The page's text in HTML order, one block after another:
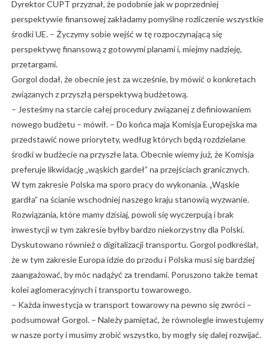
Dyrektor CUPT przyznał, że podobnie jak w poprzedniej
perspektywie finansowej zakładamy pomyślne rozliczenie wszystkie
środki UE. – Życzymy sobie wejść w tę rozpoczynającą się
perspektywę finansową z gotowymi planami i, miejmy nadzieję,
przetargami.
Gorgol dodał, że obecnie jest za wcześnie, by mówić o konkretach
związanych z przyszłą perspektywą budżetową.
– Jesteśmy na starcie całej procedury związanej z definiowaniem
nowego budżetu – mówił. – Do końca maja Komisja Europejska ma
przedstawić nowe priorytety, według których będą rozdzielane
środki w budżecie na przyszłe lata. Obecnie wiemy już, że Komisja
preferuje likwidację „wąskich gardeł” na przejściach granicznych.
W tym zakresie Polska ma sporo pracy do wykonania. „Wąskie
gardła” na ścianie wschodniej naszego kraju stanowią wyzwanie.
Rozwiązania, które mamy dzisiaj, powoli się wyczerpują i brak
inwestycji w tym zakresie byłby bardzo niekorzystny dla Polski.
Dyskutowano również o digitalizacji transportu. Gorgol podkreślał,
że w tym zakresie Europa idzie do przodu i Polska musi się bardziej
zaangażować, by móc nadążyć za trendami. Poruszono także temat
kolei aglomeracyjnych i transportu towarowego.
– Każda inwestycja w transport towarowy na pewno się zwróci –
podsumował Gorgol. – Należy pamiętać, że równolegle inwestujemy
w nasze porty i musimy zrobić wszystko, by mogły się dalej rozwijać.